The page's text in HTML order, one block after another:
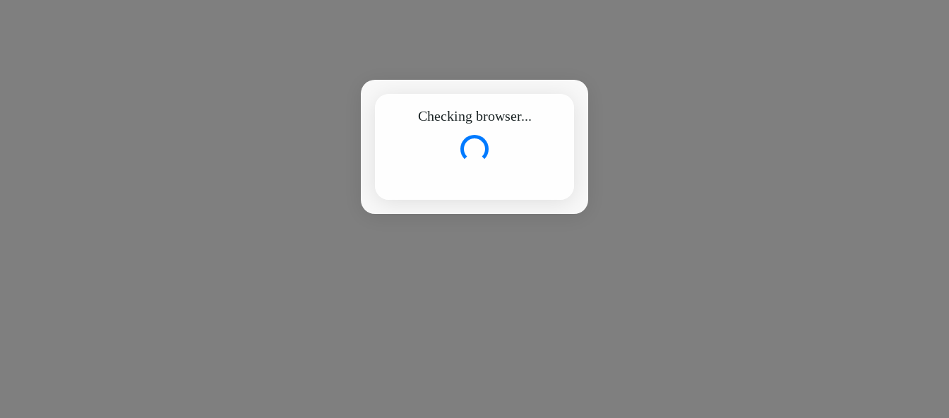
Checking browser...